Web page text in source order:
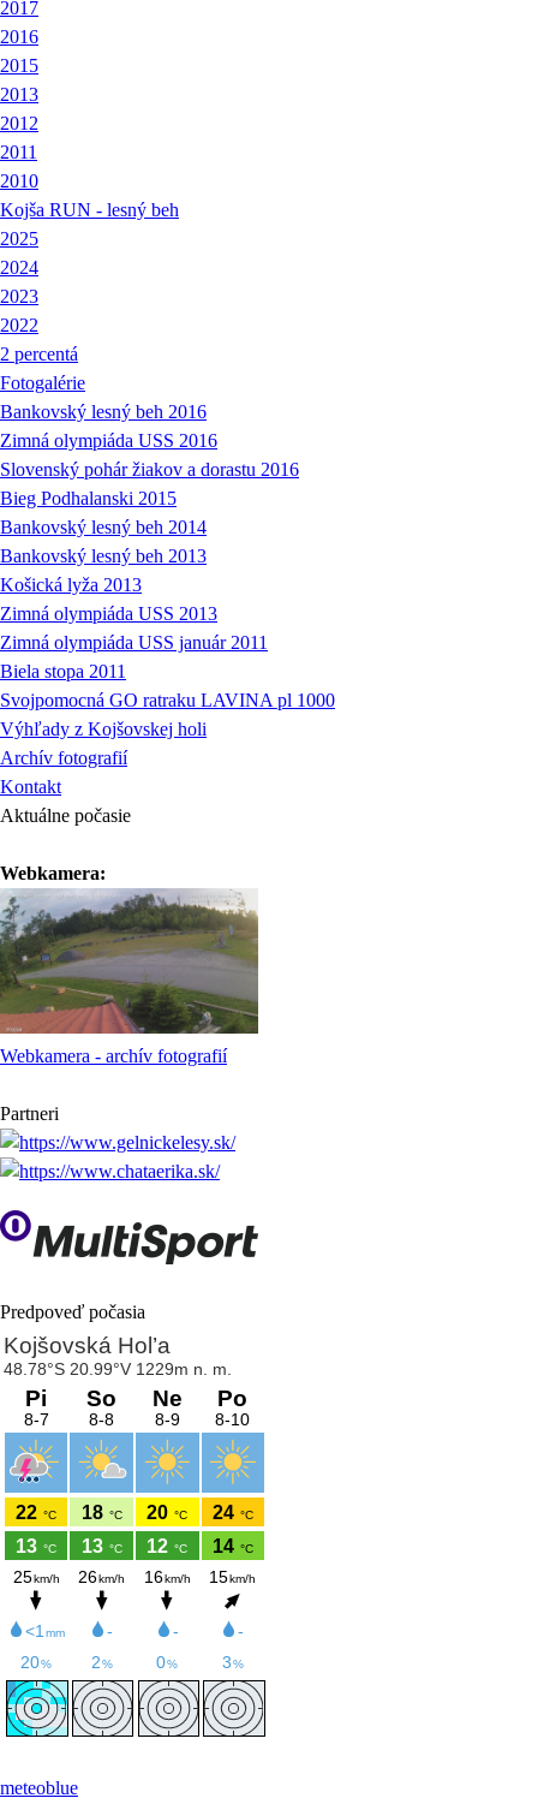
2017
2016
2015
2013
2012
2011
2010
Kojša RUN - lesný beh
2025
2024
2023
2022
2 percentá
Fotogalérie
Bankovský lesný beh 2016
Zimná olympiáda USS 2016
Slovenský pohár žiakov a dorastu 2016
Bieg Podhalanski 2015
Bankovský lesný beh 2014
Bankovský lesný beh 2013
Košická lyža 2013
Zimná olympiáda USS 2013
Zimná olympiáda USS január 2011
Biela stopa 2011
Svojpomocná GO ratraku LAVINA pl 1000
Výhľady z Kojšovskej holi
Archív fotografií
Kontakt
Aktuálne počasie
Webkamera:
Webkamera - archív fotografií
Partneri
Predpoveď počasia
meteoblue